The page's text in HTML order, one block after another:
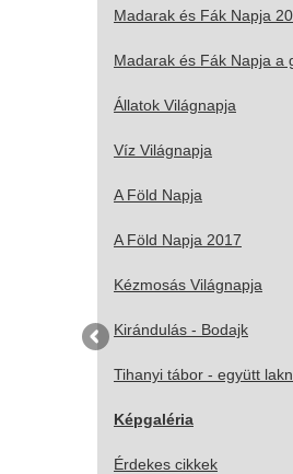
Madarak és Fák Napja
Madarak és Fák Napja a
Állatok Világnapja
Víz Világnapja
A Föld Napja
A Föld Napja 2017
Kézmosás Világnapja
Kirándulás - Bodajk
Tihanyi tábor - együtt
Képgaléria
Érdekes cikkek